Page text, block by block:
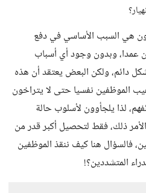
هي السبب الأساسي في دفع
عمدا، وبدون وجود أي أسباب
دائم، ولكن البعض يعتقد أن هذه
الموظفين نفسيا حتى لا يتراخون
لذا يلجأوون لأسلوب حالة
ذلك، فقط لتحصيل أكبر قدر من
فالسؤال هنا كيف ننقذ الموظفين
المتشددين؟!